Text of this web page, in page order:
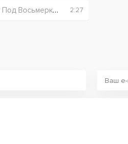
Под Восьмеркой 2:27